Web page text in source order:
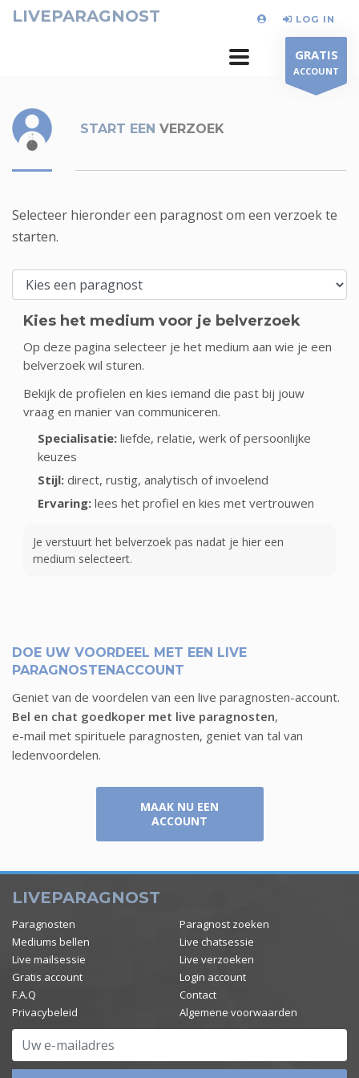
LIVEPARAGNOST LOG IN
GRATIS
ACCOUNT
START EEN VERZOEK
Selecteer hieronder een paragnost om een verzoek te
starten.
Kies het medium voor je belverzoek
Op deze pagina selecteer je het medium aan wie je een
belverzoek wil sturen.
Bekijk de profielen en kies iemand die past bij jouw
vraag en manier van communiceren.
Specialisatie: liefde, relatie, werk of persoonlijke
keuzes
Stijl: direct, rustig, analytisch of invoelend
Ervaring: lees het profiel en kies met vertrouwen
Je verstuurt het belverzoek pas nadat je hier een
medium selecteert.
DOE UW VOORDEEL MET EEN LIVE
PARAGNOSTENACCOUNT
Geniet van de voordelen van een live paragnosten-account.
Bel en chat goedkoper met live paragnosten,
e-mail met spirituele paragnosten, geniet van tal van
ledenvoordelen.
MAAK NU EEN
ACCOUNT
LIVEPARAGNOST
Paragnosten
Paragnost zoeken
Mediums bellen
Live chatsessie
Live mailsessie
Live verzoeken
Gratis account
Login account
F.A.Q
Contact
Privacybeleid
Algemene voorwaarden
Uw e-mailadres